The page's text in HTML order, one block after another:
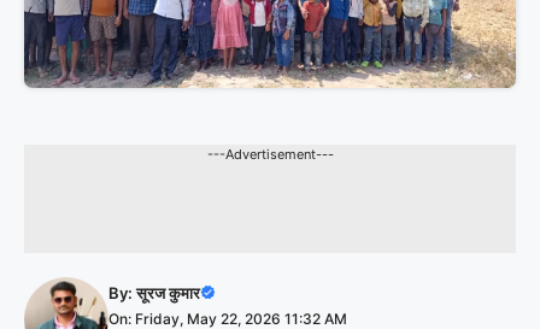
---Advertisement---
By:सूरज कुमार
On: Friday, May 22, 2026 11:32 AM